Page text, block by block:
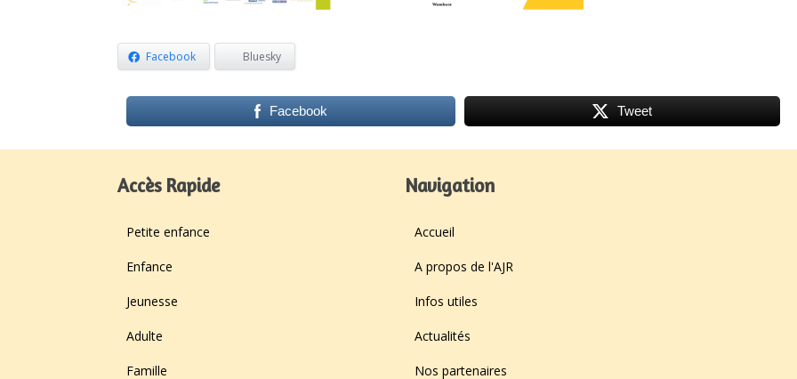
Facebook Bluesky
Facebook Tweet
Accès Rapide
Petite enfance
Enfance
Jeunesse
Adulte
Famille
Navigation
Accueil
A propos de l'AJR
Infos utiles
Actualités
Nos partenaires